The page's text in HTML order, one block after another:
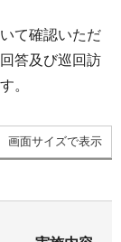
て確認いただ
答及び巡回訪
。
画面サイズで表示